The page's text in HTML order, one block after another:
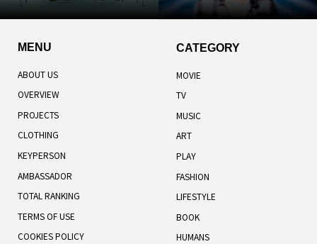
MENU
ABOUT US
OVERVIEW
PROJECTS
CLOTHING
KEYPERSON
AMBASSADOR
TOTAL RANKING
TERMS OF USE
COOKIES POLICY
CATEGORY
MOVIE
TV
MUSIC
ART
PLAY
FASHION
LIFESTYLE
BOOK
HUMANS